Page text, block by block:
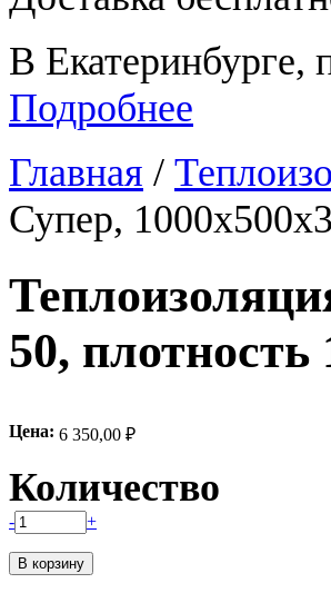
В Екатеринбурге,
Подробнее
Главная /
Супер,
50, плотность
Цена: 6 350,00 ₽
Количество
- +